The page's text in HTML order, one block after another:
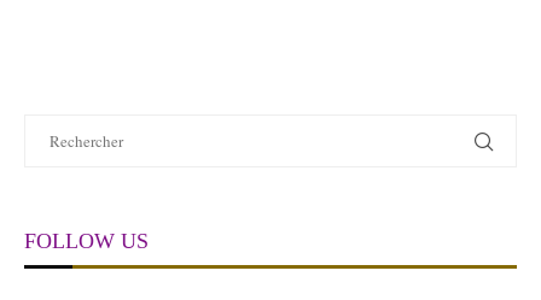
FOLLOW US